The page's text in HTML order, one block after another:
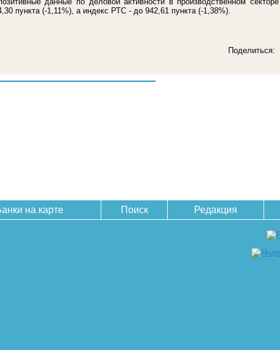
пункта (-1,11%), а индекс РТС - до 942,61 пункта (-1,38%).
Поделиться:
на карте Поиск Редакция